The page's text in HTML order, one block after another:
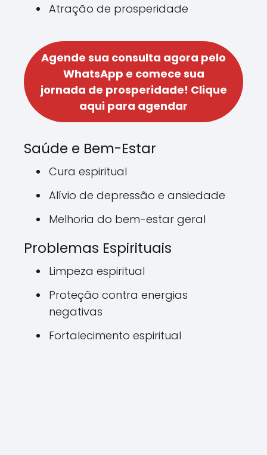
Atração de prosperidade
Agende sua consulta agora pelo
WhatsApp e comece sua
jornada de prosperidade! Clique
aqui para agendar
Saúde e Bem-Estar
Cura espiritual
Alívio de depressão e ansiedade
Melhoria do bem-estar geral
Problemas Espirituais
Limpeza espiritual
Proteção contra energias
negativas
Fortalecimento espiritual